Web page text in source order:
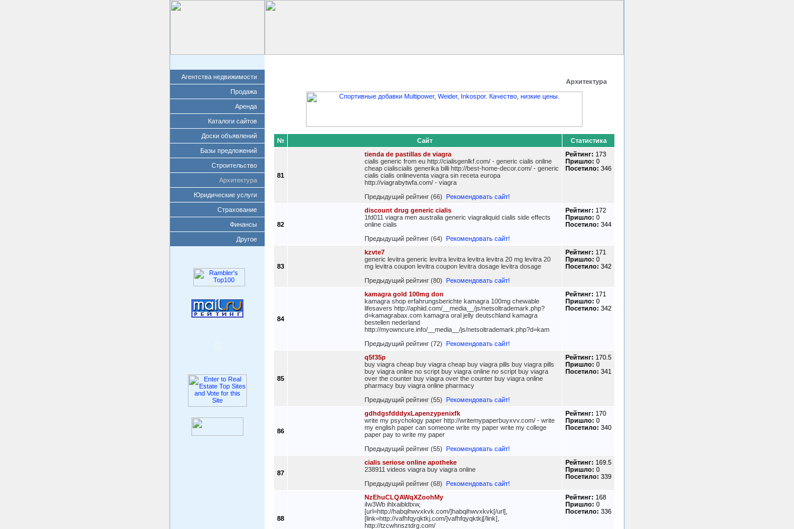
Агентства недвижимости
Продажа
Аренда
Каталоги сайтов
Доски объявлений
Базы предложений
Строительство
Архитектура
Юридические услуги
Страхование
Финансы
Другое
Архитектура
№ Сайт Статистика
81
tienda de pastillas de viagra
cialis generic from eu http://cialisgenlkf.com/ - generic cialis online
cheap cialiscialis generika billi http://best-home-decor.com/ - generic
cialis cialis onlineventa viagra sin receta europa
http://viagrabytwfa.com/ - viagra
Предыдущий рейтинг (66) Рекомендовать сайт!
Рейтинг: 173
Пришло: 0
Посетило: 346
82
discount drug generic cialis
1fd011 viagra men australia generic viagraliquid cialis side effects
online cialis
Предыдущий рейтинг (64) Рекомендовать сайт!
Рейтинг: 172
Пришло: 0
Посетило: 344
83
kzvte7
generic levitra generic levitra levitra levitra levitra 20 mg levitra 20
mg levitra coupon levitra coupon levitra dosage levitra dosage
Предыдущий рейтинг (80) Рекомендовать сайт!
Рейтинг: 171
Пришло: 0
Посетило: 342
84
kamagra gold 100mg don
kamagra shop erfahrungsberichte kamagra 100mg chewable
lifesavers http://aphiid.com/__media__/js/netsoltrademark.php?
d=kamagrabax.com kamagra oral jelly deutschland kamagra
bestellen nederland
http://myowncure.info/__media__/js/netsoltrademark.php?d=kam
Предыдущий рейтинг (72) Рекомендовать сайт!
Рейтинг: 171
Пришло: 0
Посетило: 342
85
q5f35p
buy viagra cheap buy viagra cheap buy viagra pills buy viagra pills
buy viagra online no script buy viagra online no script buy viagra
over the counter buy viagra over the counter buy viagra online
pharmacy buy viagra online pharmacy
Предыдущий рейтинг (55) Рекомендовать сайт!
Рейтинг: 170.5
Пришло: 0
Посетило: 341
86
gdhdgsfdddyxLapenzypenixfk
write my psychology paper http://writemypaperbuyxvv.com/ - write
my english paper can someone write my paper write my college
paper pay to write my paper
Предыдущий рейтинг (55) Рекомендовать сайт!
Рейтинг: 170
Пришло: 0
Посетило: 340
87
cialis seriose online apotheke
238911 videos viagra buy viagra online
Предыдущий рейтинг (68) Рекомендовать сайт!
Рейтинг: 169.5
Пришло: 0
Посетило: 339
88
NzEhuCLQAWqXZoohMy
iIw3Wb ihlxaibldtxw,
[url=http://habqihwvxkvk.com/]habqihwvxkvk[/url],
[link=http://vafhfqyqktkj.com/]vafhfqyqktkj[/link],
http://tzcwhnsztdrg.com/
Рейтинг: 168
Пришло: 0
Посетило: 336